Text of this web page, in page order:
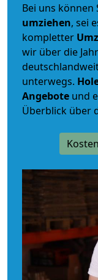
Bei uns können
umziehen, sei
kompletter
wir über die
unterwegs.
Angebote und
Überblick über